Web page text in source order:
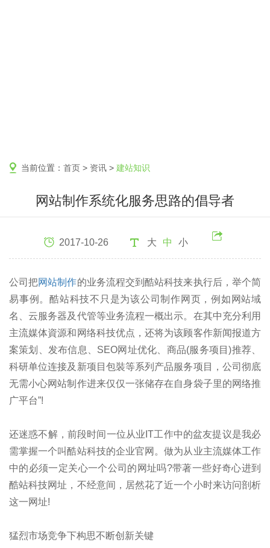
当前位置： 首页 > 资讯 > 建站知识
网站制作系统化服务思路的倡导者
2017-10-26 大 中 小
公司把网站制作的业务流程交到酷站科技来执行后，举个简
易事例。酷站科技不只是为该公司制作网页，例如网站域
名、云服务器及代管等业务流程一概出示。在其中充分利用
主流媒体資源和网络科技优点，还将为该顾客作新闻报道方
案策划、发布信息、SEO网址优化、商品(服务项目)推荐、
科研单位连接及新项目包裝等系列产品服务项目，公司彻底
无需小心网站制作进来仅仅一张储存在自身袋子里的网络推
广平台”!
还迷惑不解，前段时间一位从业IT工作中的盆友提议是我必
需掌握一个叫酷站科技的企业官网。做为从业主流媒体工作
中的必须一定关心一个公司的网址吗?带著一些好奇心进到
酷站科技网址，不经意间，居然花了近一个小时来访问剖析
这一网址!
猛烈市场竞争下构思不断创新关键